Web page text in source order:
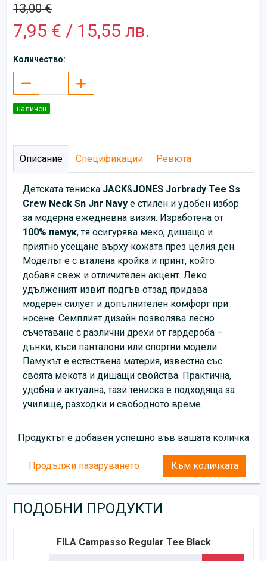
13,00 €
7,95 € / 15,55 лв.
Количество:
наличен
Описание Спецификации Ревюта
Детската тениска JACK&JONES Jorbrady Tee Ss
Crew Neck Sn Jnr Navy е стилен и удобен избор
за модерна ежедневна визия. Изработена от
100% памук, тя осигурява меко, дишащо и
приятно усещане върху кожата през целия ден.
Моделът е с вталена кройка и принт, който
добавя свеж и отличителен акцент. Леко
удълженият извит подгъв отзад придава
модерен силует и допълнителен комфорт при
носене. Семплият дизайн позволява лесно
съчетаване с различни дрехи от гардероба –
дънки, къси панталони или спортни модели.
Памукът е естествена материя, известна със
своята мекота и дишащи свойства. Практична,
удобна и актуална, тази тениска е подходяща за
училище, разходки и свободното време.
Продуктът е добавен успешно във вашата количка
Продължи пазаруването Към количката
ПОДОБНИ ПРОДУКТИ
FILA Campasso Regular Tee Black